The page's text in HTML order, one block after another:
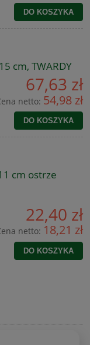
DO KOSZYKA
cm, TWARDY
67,63 zł
netto: 54,98 zł
DO KOSZYKA
cm ostrze
22,40 zł
netto: 18,21 zł
DO KOSZYKA